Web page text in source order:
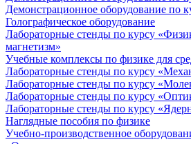
Демонстрационное оборудование по
Голографическое оборудование
Лабораторные стенды по курсу
магнетизм»
Учебные комплексы по физике для
Лабораторные стенды по курсу
Лабораторные стенды по курсу
Лабораторные стенды по курсу
Лабораторные стенды по курсу
Наглядные пособия по физике
Учебно-производственное